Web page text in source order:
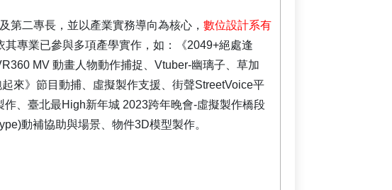
第二專長，並以產業實務導向為核心，數位設計系有
其專業已參與多項產學實作，如：《2049+絕處逢
MV 動畫人物動作捕捉、Vtuber-幽璃子、草加
來》節目動捕、虛擬製作支援、街聲StreetVoice平
、臺北最High新年城 2023跨年晚會-虛擬製作橋段
動補協助與場景、物件3D模型製作。